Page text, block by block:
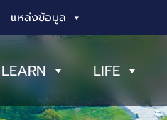
แหล่งข้อมูล
LEARN LIFE